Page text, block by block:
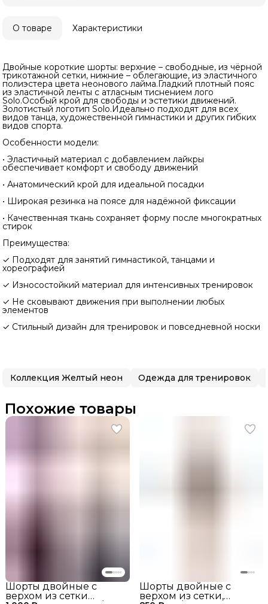
О товаре Характеристики
Двойные короткие шорты: верхние – свободные, из чёрной
трикотажной сетки, нижние – облегающие, из эластичного
полиэстера цвета неонового лайма.Гладкий плотный пояс
из эластичной ленты с атласным тиснением лого
Solo.Особый крой для свободы и эстетики движений.
Золотистый логотип Solo.Идеально подходят для всех
видов танца, художественной гимнастики и других гибких
видов спорта.
Особенности модели:
• Эластичный материал с добавлением лайкры
обеспечивает комфорт и свободу движений
• Анатомический крой для идеальной посадки
• Широкая резинка на поясе для надёжной фиксации
• Качественная ткань сохраняет форму после многократных
стирок
Преимущества:
✓ Подходят для занятий гимнастикой, танцами и
хореографией
✓ Износостойкий материал для интенсивных тренировок
✓ Не сковывают движения при выполнении любых
элементов
✓ Стильный дизайн для тренировок и повседневной носки
Коллекция Желтый неон Одежда для тренировок
Похожие товары
Шорты двойные с
верхом из сетки
Шорты двойные с
верхом из сетки,